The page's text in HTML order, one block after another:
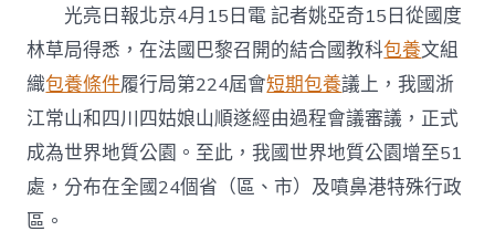
增
兩
處
世
界
地
質
公
專
光亮日報北京4月15日電 記者姚亞奇15日從國度
林草局得悉，在法國巴黎召開的結合國教科包養文組
織包養條件履行局第224屆會短期包養議上，我國浙
江常山和四川四姑娘山順遂經由過程會議審議，正式
成為世界地質公園。至此，我國世界地質公園增至51
處，分布在全國24個省（區、市）及噴鼻港特殊行政
區。